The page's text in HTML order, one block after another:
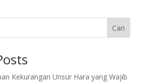
Cari
Kekurangan Unsur Hara yang Wajib